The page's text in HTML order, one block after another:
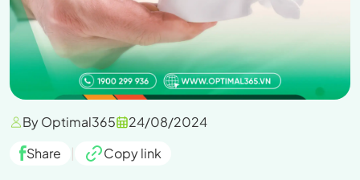
By Optimal365
24/08/2024
Share
| Copy link